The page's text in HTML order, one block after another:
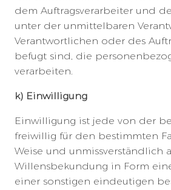
dem Auftragsverarbeiter und
unter der unmittelbaren
Verantwortlichen oder des
befugt sind, die
verarbeiten.
k) Einwilligung
Einwilligung ist jede von der
freiwillig für den bestimmten
Weise und unmissverständlich
Willensbekundung in Form
einer sonstigen eindeutigen